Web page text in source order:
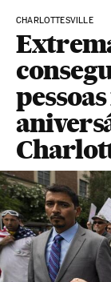
CHARLOTTESVILLE